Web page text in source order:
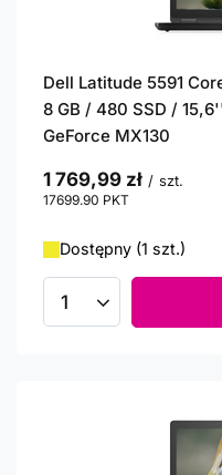
Dell Latitude 5591
8 GB / 480 SSD /
GeForce MX130
1 769,99 zł / szt.
17699.90 PKT
Dostępny (1 szt.)
Ilość produktów